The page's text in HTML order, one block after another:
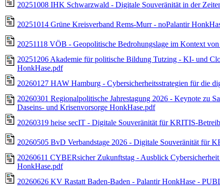
20251008 IHK Schwarzwald - Digitale Souveränität in der
20251014 Grüne Kreisverband Rems-Murr - noPalantir
20251118 VÖB - Geopolitische Bedrohungslage im Kontext
20251206 Akademie für politische Bildung Tutzing - KI- und
HonkHase.pdf
20260127 HAW Hamburg - Cybersicherheitsstrategien für die
20260301 Regionalpolitische Jahrestagung 2026 - Keynote zu
Daseins- und Krisenvorsorge HonkHase.pdf
20260319 heise secIT - Digitale Souveränität für KRITIS-
20260505 BvD Verbandstage 2026 - Digitale Souveränität für
20260611 CYBERsicher Zukunftstag - Ausblick
HonkHase.pdf
20260626 KV Rastatt Baden-Baden - Palantir HonkHase -